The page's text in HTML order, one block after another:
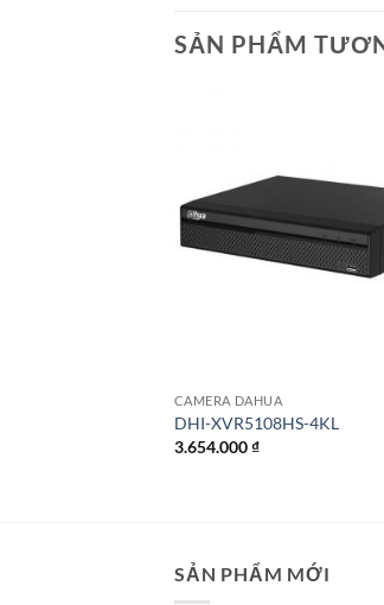
SẢN PHẨM
CAMERA DAHUA
DHI-XVR5108HS-4KL
3.654.000₫
SẢN PHẨM MỚI